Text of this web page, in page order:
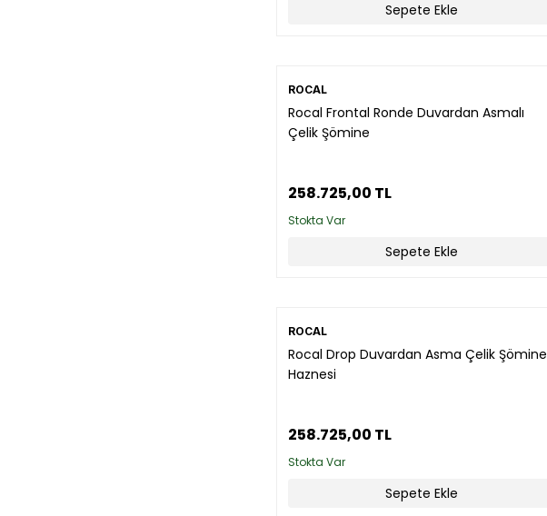
Sepete Ekle
ROCAL
Rocal Frontal Ronde Duvardan Asmalı
Çelik Şömine
258.725,00 TL
Stokta Var
Sepete Ekle
ROCAL
Rocal Drop Duvardan Asma Çelik Şömine
Haznesi
258.725,00 TL
Stokta Var
Sepete Ekle